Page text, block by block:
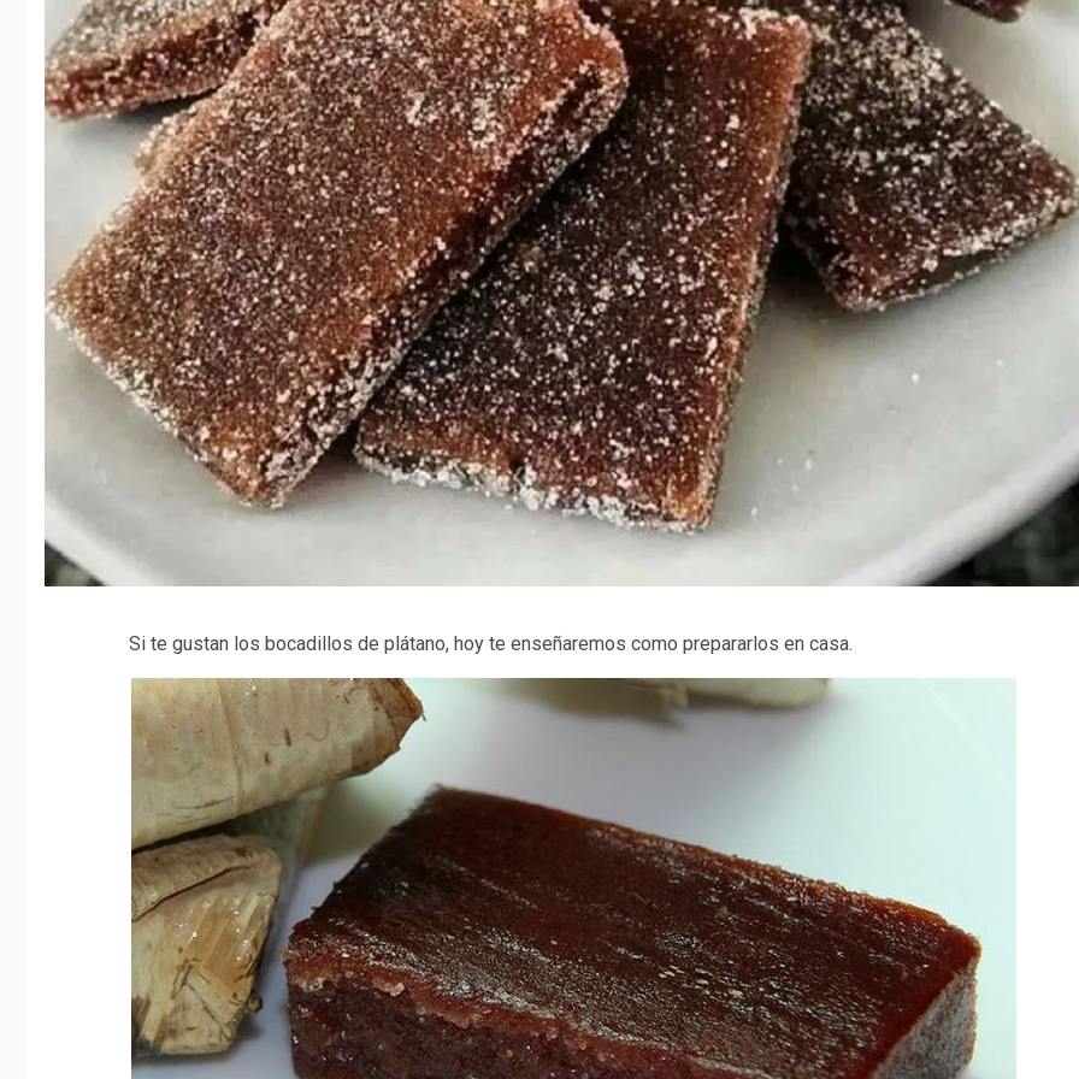
Si te gustan los bocadillos de plátano, hoy te enseñaremos como prepararlos en casa.